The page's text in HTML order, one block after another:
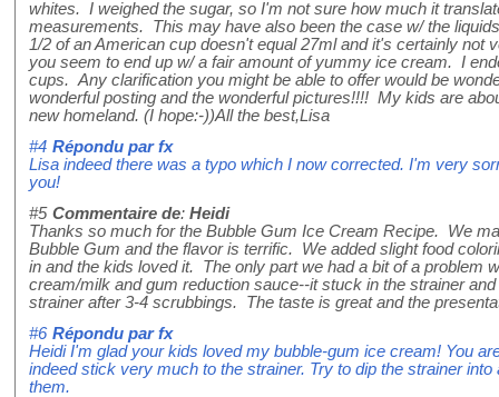
whites. I weighed the sugar, so I'm not sure how much it
measurements. This may have also been the case w/ the
1/2 of an American cup doesn't equal 27ml and it's certainly not
you seem to end up w/ a fair amount of yummy ice cream. I
cups. Any clarification you might be able to offer would be
wonderful posting and the wonderful pictures!!!! My kids are
new homeland. (I hope:-))All the best,Lisa
#4 Répondu parfx
Lisa indeed there was a typo which I now corrected. I'm very
you!
#5 Commentaire de: Heidi
Thanks so much for the Bubble Gum Ice Cream Recipe. We
Bubble Gum and the flavor is terrific. We added slight food
in and the kids loved it. The only part we had a bit of a problem
cream/milk and gum reduction sauce--it stuck in the strainer
strainer after 3-4 scrubbings. The taste is great and the
#6 Répondu parfx
Heidi I'm glad your kids loved my bubble-gum ice cream! You
indeed stick very much to the strainer. Try to dip the strainer
them.